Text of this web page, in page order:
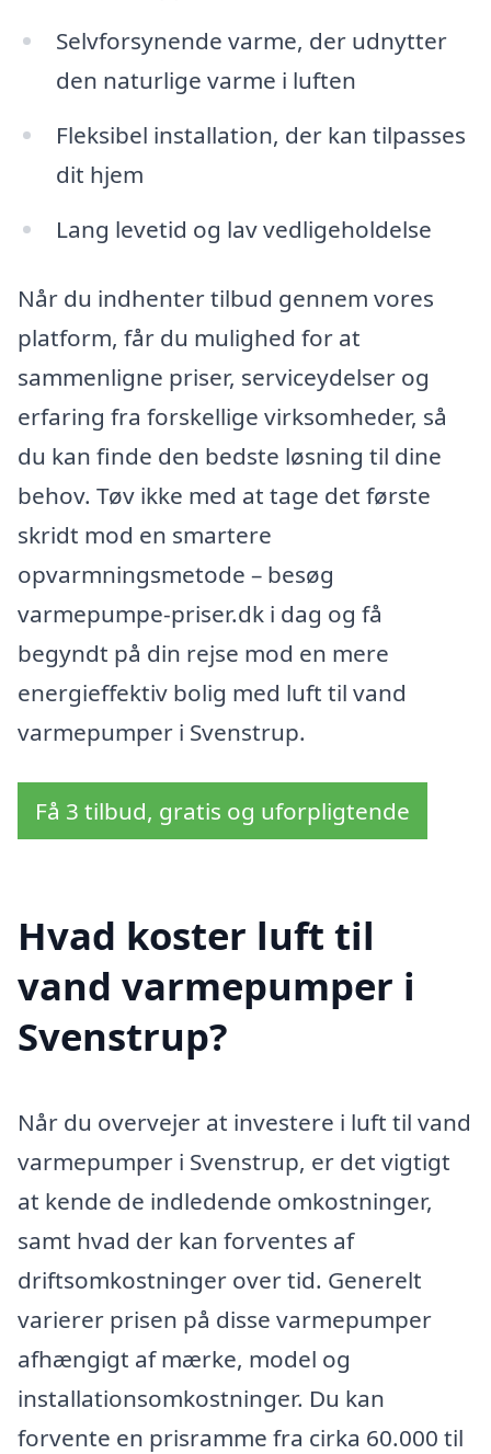
Selvforsynende varme, der udnytter
den naturlige varme i luften
Fleksibel installation, der kan tilpasses
dit hjem
Lang levetid og lav vedligeholdelse
Når du indhenter tilbud gennem vores
platform, får du mulighed for at
sammenligne priser, serviceydelser og
erfaring fra forskellige virksomheder, så
du kan finde den bedste løsning til dine
behov. Tøv ikke med at tage det første
skridt mod en smartere
opvarmningsmetode – besøg
varmepumpe-priser.dk i dag og få
begyndt på din rejse mod en mere
energieffektiv bolig med luft til vand
varmepumper i Svenstrup.
Få 3 tilbud, gratis og uforpligtende
Hvad koster luft til
vand varmepumper i
Svenstrup?
Når du overvejer at investere i luft til vand
varmepumper i Svenstrup, er det vigtigt
at kende de indledende omkostninger,
samt hvad der kan forventes af
driftsomkostninger over tid. Generelt
varierer prisen på disse varmepumper
afhængigt af mærke, model og
installationsomkostninger. Du kan
forvente en prisramme fra cirka 60.000 til